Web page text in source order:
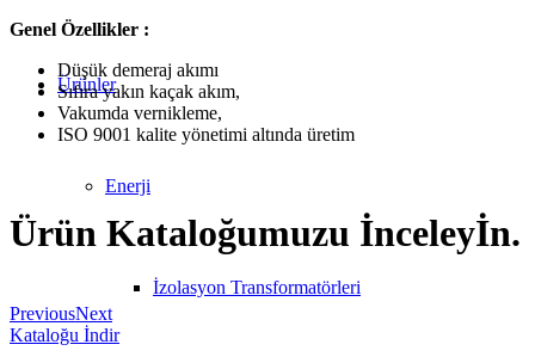
Ürünler
Enerji
İzolasyon Transformatörleri
Genel Özellikler :
Düşük demeraj akımı
Sıfıra yakın kaçak akım,
Vakumda vernikleme,
ISO 9001 kalite yönetimi altında üretim
Ürün Kataloğumuzu İnceleyİn.
PreviousNext
Kataloğu İndir